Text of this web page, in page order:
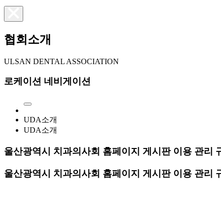
협회소개
ULSAN DENTAL ASSOCIATION
로케이션 네비게이션
UDA소개
UDA소개
울산광역시 치과의사회 홈페이지 게시판 이용 관리
울산광역시 치과의사회 홈페이지 게시판 이용 관리